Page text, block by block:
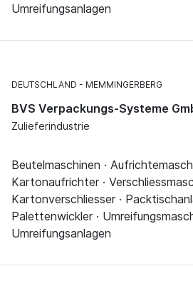
Umreifungsanlagen
DEUTSCHLAND MEMMINGERBERG
BVS Verpackungs-Systeme
Zulieferindustrie
Beutelmaschinen ·
Kartonaufrichter ·
Kartonverschliesser ·
Palettenwickler ·
Umreifungsanlagen